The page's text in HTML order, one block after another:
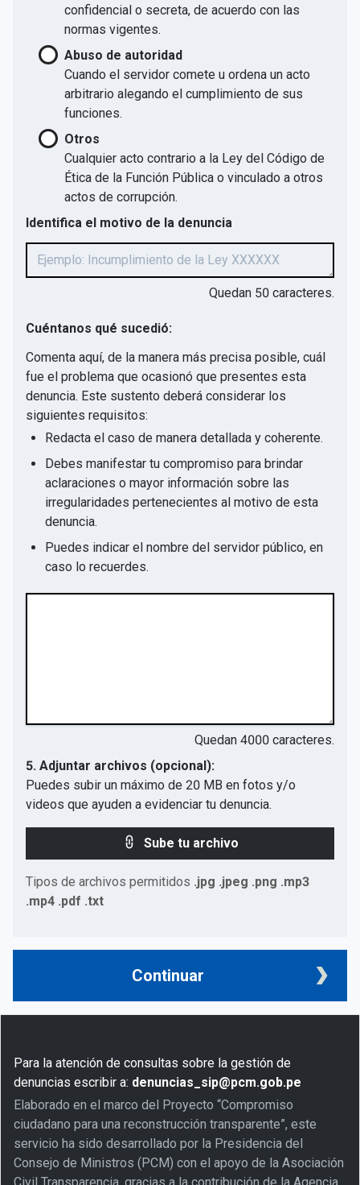
confidencial o secreta, de acuerdo con las
normas vigentes.
Abuso de autoridad
Cuando el servidor comete u ordena un acto
arbitrario alegando el cumplimiento de sus
funciones.
Otros
Cualquier acto contrario a la Ley del Código de
Ética de la Función Pública o vinculado a otros
actos de corrupción.
Identifica el motivo de la denuncia
Quedan 50 caracteres.
Cuéntanos qué sucedió:
Comenta aquí, de la manera más precisa posible, cuál
fue el problema que ocasionó que presentes esta
denuncia. Este sustento deberá considerar los
siguientes requisitos:
Redacta el caso de manera detallada y coherente.
Debes manifestar tu compromiso para brindar
aclaraciones o mayor información sobre las
irregularidades pertenecientes al motivo de esta
denuncia.
Puedes indicar el nombre del servidor público, en
caso lo recuerdes.
Quedan 4000 caracteres.
5. Adjuntar archivos (opcional):
Puedes subir un máximo de 20 MB en fotos y/o
videos que ayuden a evidenciar tu denuncia.
Sube tu archivo
Tipos de archivos permitidos .jpg .jpeg .png .mp3
.mp4 .pdf .txt
Continuar
Para la atención de consultas sobre la gestión de
denuncias escribir a: denuncias_sip@pcm.gob.pe
Elaborado en el marco del Proyecto “Compromiso
ciudadano para una reconstrucción transparente”, este
servicio ha sido desarrollado por la Presidencia del
Consejo de Ministros (PCM) con el apoyo de la Asociación